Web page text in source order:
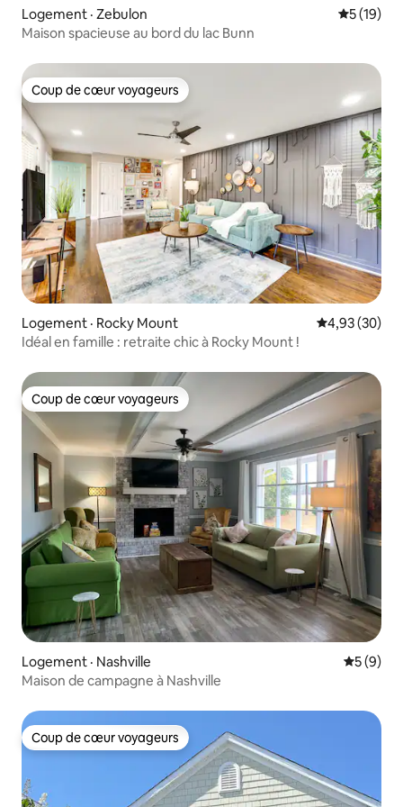
Logement · Zebulon Note
5 (19)
Maison spacieuse au bord du lac Bunn
Coup de cœur voyageurs
Coup de cœur voyageurs
Logement · Rocky Mount Note
4,93 (30)
Idéal en famille : retraite chic à Rocky Mount !
Coup de cœur voyageurs
Coup de cœur voyageurs
Logement · Nashville Note
5 (9)
Maison de campagne à Nashville
Coup de cœur voyageurs
Coup de cœur voyageurs